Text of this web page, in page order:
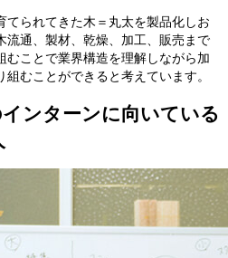
られてきた木＝丸太を製品化しお
流通、製材、乾燥、加工、販売まで
ことで業界構造を理解しながら加
むことができると考えています。
ンターンに向いている